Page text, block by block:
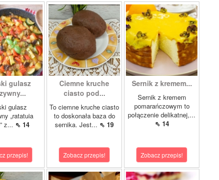
gulasz
gulasz
„ratatuia
z... ⇖ 14
przepis!
Ciemne kruche
ciasto pod...
To ciemne kruche ciasto
to doskonała baza do
sernika. Jest... ⇖ 19
Zobacz przepis!
Sernik z kremem...
Sernik z kremem
pomarańczowym to
połączenie delikatnej,...
⇖ 14
Zobacz przepis!